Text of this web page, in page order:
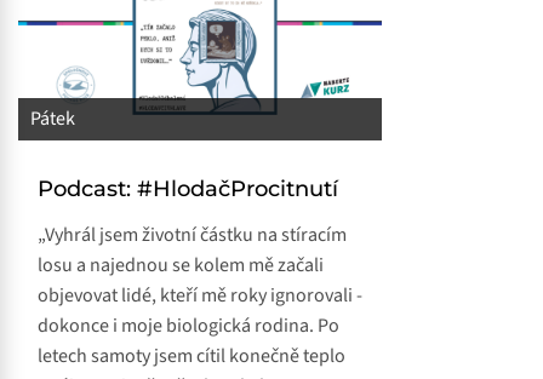
Pátek
Podcast: #HlodačProcitnutí
„Vyhrál jsem životní částku na stíracím
losu a najednou se kolem mě začali
objevovat lidé, kteří mě roky ignorovali -
dokonce i moje biologická rodina. Po
letech samoty jsem cítil konečně teplo